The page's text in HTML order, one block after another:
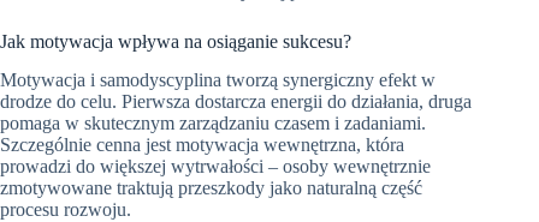
Jak motywacja wpływa na osiąganie sukcesu?
Motywacja i samodyscyplina tworzą synergiczny efekt w
drodze do celu. Pierwsza dostarcza energii do działania, druga
pomaga w skutecznym zarządzaniu czasem i zadaniami.
Szczególnie cenna jest motywacja wewnętrzna, która
prowadzi do większej wytrwałości – osoby wewnętrznie
zmotywowane traktują przeszkody jako naturalną część
procesu rozwoju.